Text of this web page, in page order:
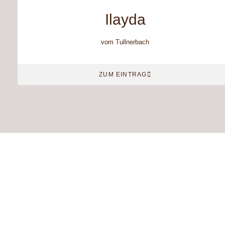
Ilayda
vom Tullnerbach
ZUM EINTRAG